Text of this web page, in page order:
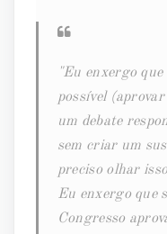
"Eu enxergo
possível
um debate
sem criar um
preciso olhar
Eu enxergo que
Congresso